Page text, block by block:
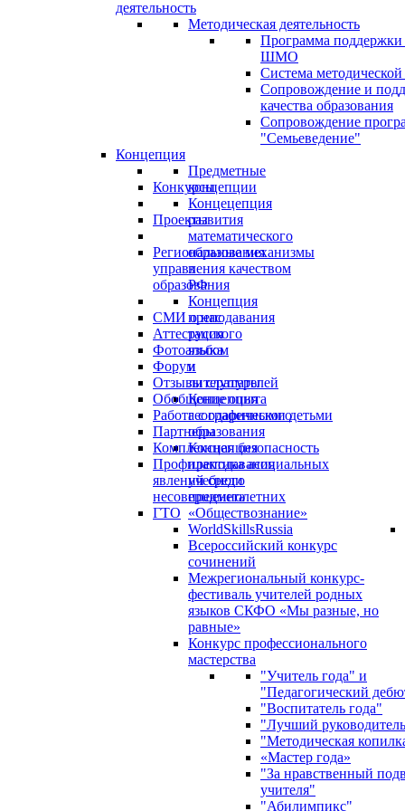
деятельность
Методическая деятельность
Программа
ШМО
Система
Сопровождение и
качества образования
Сопровождение
"Семьеведение"
Концепция
Предметные
концепции
Концецепция
развития
математического
образования
в
РФ
Концепция
преподавания
русского
языка
и
литературы
Концепция
географического
образования
Концепция
преподавания
учебного
предмета
«Обществознание»
Конкурсы
WorldSkillsRussia
Всероссийский конкурс
сочинений
Межрегиональный конкурс-
фестиваль учителей родных
языков СКФО «Мы разные, но
равные»
Конкурс профессионального
мастерства
"Учитель года" и
"Педагогический
"Воспитатель года"
"Лучший
"Методическая
«Мастер года»
"За нравственный
учителя"
"Абилимпикс"
Проекты
Региональные механизмы
управления качеством
образования
СМИ о нас
Аттестация
Фотоальбом
Форум
Отзывы слушателей
Обобщение опыта
Работа с одаренными детьми
Партнеры
Комплексная безопасность
Профилактика асоциальных
явлений среди
несовершеннолетних
ГТО